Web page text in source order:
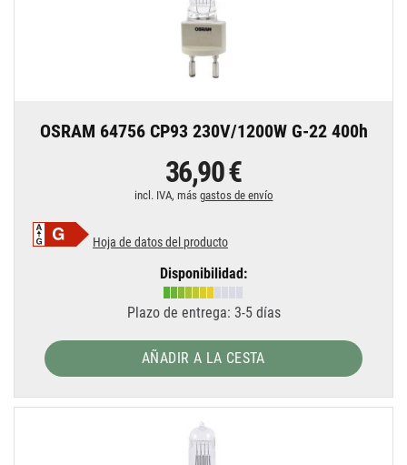
OSRAM 64756 CP93 230V/1200W G-22 400h
36,90 €
incl. IVA, más gastos de envío
Hoja de datos del producto
Disponibilidad:
Plazo de entrega: 3-5 días
AÑADIR A LA CESTA